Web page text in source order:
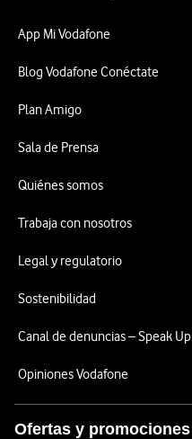
App Mi Vodafone
Blog Vodafone Conéctate
Plan Amigo
Sala de Prensa
Quiénes somos
Trabaja con nosotros
Legal y regulatorio
Sostenibilidad
Canal de denuncias – Speak Up
Opiniones Vodafone
Ofertas y promociones